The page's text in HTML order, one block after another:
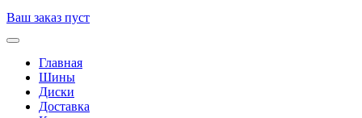
Ваш заказ пуст
Главная
Шины
Диски
Доставка